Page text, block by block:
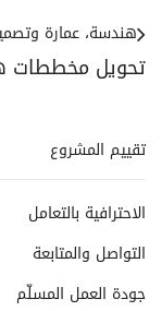
تحويل مخططات
هندسة، عمارة
تقييم المشروع
الاحترافية بالتعامل
التواصل والمتابعة
جودة العمل المسلّم